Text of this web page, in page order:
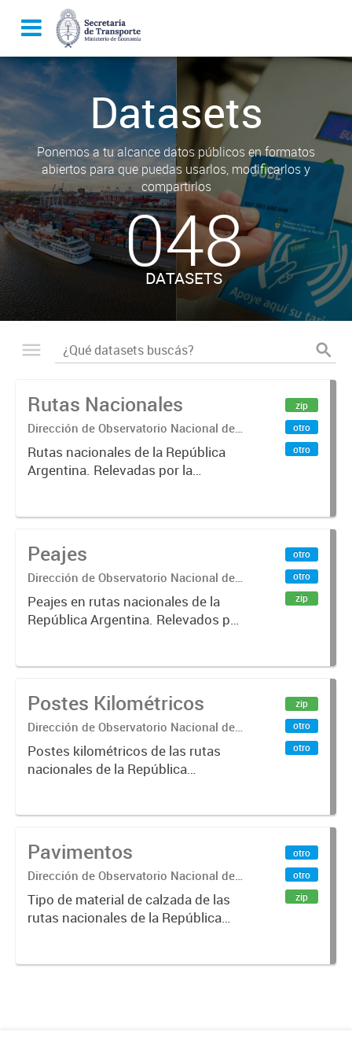
Datasets
Ponemos a tu alcance datos públicos en formatos
abiertos para que puedas usarlos, modificarlos y
compartirlos
048
DATASETS
Rutas Nacionales
Dirección de Observatorio Nacional de
Transporte
Rutas nacionales de la República
Argentina. Relevadas por la
zip
otro
otro
Peajes
Dirección de Observatorio Nacional de
Transporte
Peajes en rutas nacionales de la
República Argentina. Relevados por
otro
otro
zip
Postes Kilométricos
Dirección de Observatorio Nacional de
Transporte
Postes kilométricos de las rutas
nacionales de la República
zip
otro
otro
Pavimentos
Dirección de Observatorio Nacional de
Transporte
Tipo de material de calzada de las
rutas nacionales de la República
2019.
otro
otro
zip